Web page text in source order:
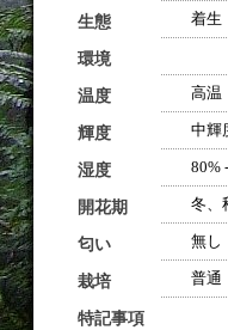
生態 着生
環境
温度 高温
輝度 中輝
湿度 80%
開花期 冬、
匂い 無し
栽培 普通
特記事項